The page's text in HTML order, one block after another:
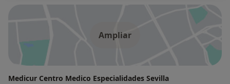
Ampliar
Medicur Centro Medico Especialidades Sevilla